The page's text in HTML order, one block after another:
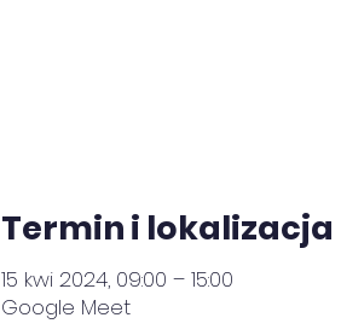
Termin i lokalizacja
15 kwi 2024, 09:00 – 15:00
Google Meet